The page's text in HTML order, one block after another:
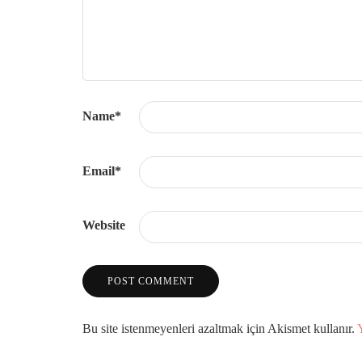
Name*
Email*
Website
Bu site istenmeyenleri azaltmak için Akismet kullanır.